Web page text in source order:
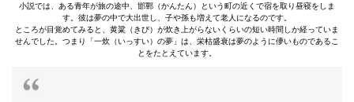
小説では、ある青年が旅の途中、邯鄲（かんたん）という町の近くで宿を取り昼寝をしま
す。彼は夢の中で大出世し、子や孫も増えて老人になるのです。
ところが目覚めてみると、黄粱（きび）が炊き上がらないくらいの短い時間しか経っていま
せんでした。つまり「一炊（いっすい）の夢」は、栄枯盛衰は夢のように儚いものであるこ
とをたとえています。